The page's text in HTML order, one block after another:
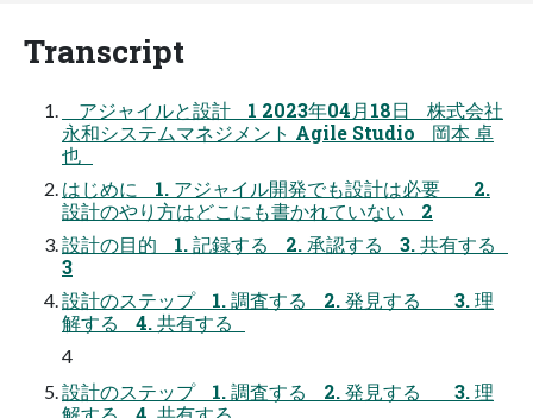
Transcript
アジャイルと設計 1 2023年04月18日 株式会社
永和システムマネジメント Agile Studio 岡本 卓
也
はじめに 1. アジャイル開発でも設計は必要 2.
設計のやり方はどこにも書かれていない 2
設計の目的 1. 記録する 2. 承認する 3. 共有する
3
設計のステップ 1. 調査する 2. 発見する 3. 理
解する 4. 共有する
4
設計のステップ 1. 調査する 2. 発見する 3. 理